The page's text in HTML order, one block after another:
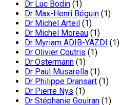
Dr Luc Bodin (1)
Dr Max-Henri Béguin (1)
Dr Michel Arteil (1)
Dr Michel Moreau (1)
Dr Myriam ADIB-YAZDI (1)
Dr Olivier Coutris (1)
Dr Ostermann (1)
Dr Paul Musarella (1)
Dr Philippe Dransart (1)
Dr Pierre Nys (1)
Dr Stéphanie Gouiran (1)